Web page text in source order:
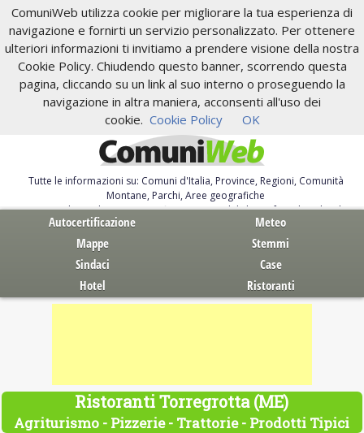
ComuniWeb utilizza cookie per migliorare la tua esperienza di
navigazione e fornirti un servizio personalizzato. Per ottenere
ulteriori informazioni ti invitiamo a prendere visione della nostra
Cookie Policy. Chiudendo questo banner, scorrendo questa
pagina, cliccando su un link al suo interno o proseguendo la
navigazione in altra maniera, acconsenti all'uso dei
cookie. Cookie Policy OK
Tutte le informazioni su: Comuni d'Italia, Province, Regioni, Comunità
Montane, Parchi, Aree geografiche
Servizi al Cittadino. Autocertificazione, moduli, leggi, free download
Autocertificazione
Meteo
Mappe
Stemmi
Sindaci
Case
Hotel
Ristoranti
Ristoranti Torregrotta (ME)
Agriturismo - Pizzerie - Trattorie - Prodotti Tipici